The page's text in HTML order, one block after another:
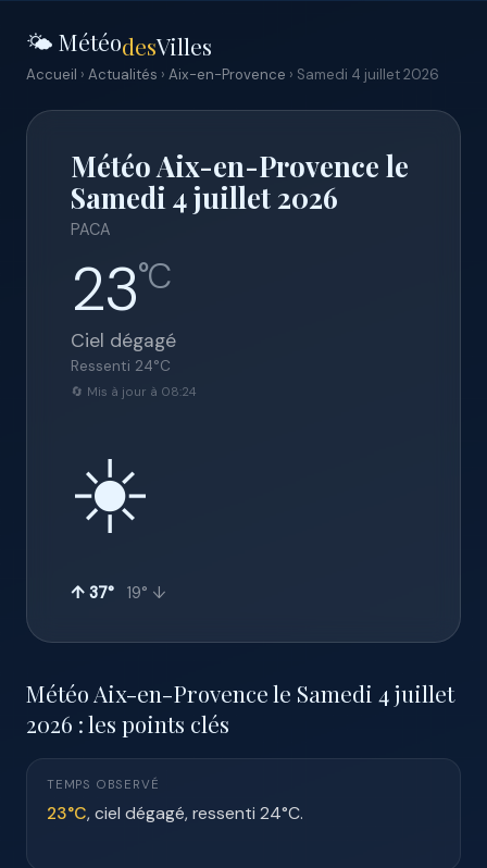
🌤️ MétéodesVilles
Accueil › Actualités › Aix-en-Provence › Samedi 4 juillet 2026
Météo Aix-en-Provence le
Samedi 4 juillet 2026
PACA
23°C
Ciel dégagé
Ressenti 24°C
🔄 Mis à jour à 08:24
☀️
↑ 37° 19° ↓
Météo Aix-en-Provence le Samedi 4 juillet
2026 : les points clés
TEMPS OBSERVÉ
23°C, ciel dégagé, ressenti 24°C.